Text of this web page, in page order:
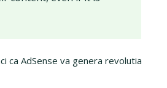
ca AdSense va genera revolutia